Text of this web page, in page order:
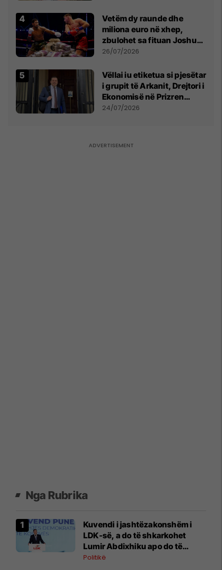
Vetëm dy raunde dhe
miliona euro në xhep,
zbulohet sa fituan Joshua
e Prenga
26/07/2026
Vëllai iu etiketua si pjesëtar
i grupit të Arkanit, Drejtori i
Ekonomisë në Prizren
mohon pretendimet
24/07/2026
Nga Rubrika
Kuvendi i jashtëzakonshëm i
LDK-së, a do të shkarkohet
Lumir Abdixhiku apo do të
vazhdojë ta udhëheq partinë?
Politikë